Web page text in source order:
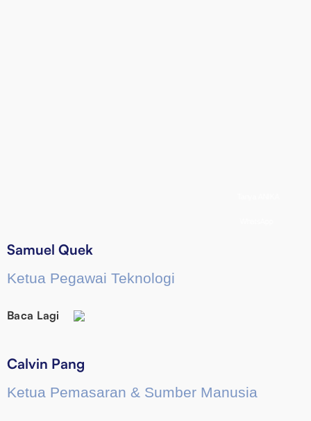
Samuel Quek
Ketua Pegawai Teknologi
Baca Lagi
Calvin Pang
Ketua Pemasaran & Sumber Manusia